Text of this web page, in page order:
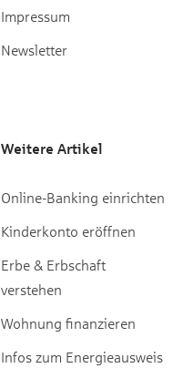
Impressum
Newsletter
Weitere Artikel
Online-Banking einrichten
Kinderkonto eröffnen
Erbe & Erbschaft
verstehen
Wohnung finanzieren
Infos zum Energieausweis